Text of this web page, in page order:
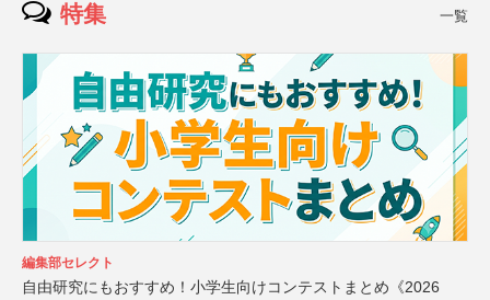
特集 一覧
編集部セレクト
自由研究にもおすすめ！小学生向けコンテストまとめ《2026